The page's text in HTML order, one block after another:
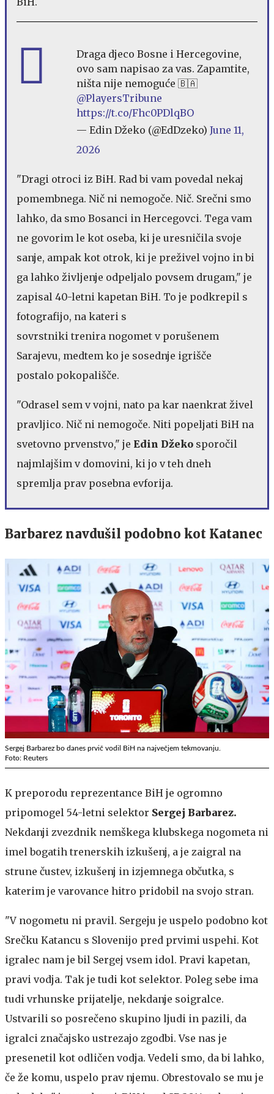
Draga djeco Bosne i Hercegovine,
ovo sam napisao za vas. Zapamtite,
ništa nije nemoguće 🇧🇦
@PlayersTribune
https://t.co/Fhc0PDlqBO
— Edin Džeko (@EdDzeko) June 11,
2026
"Dragi otroci iz BiH. Rad bi vam povedal nekaj
pomembnega. Nič ni nemogoče. Nič. Srečni smo
lahko, da smo Bosanci in Hercegovci. Tega vam
ne govorim le kot oseba, ki je uresničila svoje
sanje, ampak kot otrok, ki je preživel vojno in bi
ga lahko življenje odpeljalo povsem drugam," je
zapisal 40-letni kapetan BiH. To je podkrepil s
fotografijo, na kateri s
sovrstniki trenira nogomet v porušenem
Sarajevu, medtem ko je sosednje igrišče
postalo pokopališče.
"Odrasel sem v vojni, nato pa kar naenkrat živel
pravljico. Nič ni nemogoče. Niti popeljati BiH na
svetovno prvenstvo," je Edin Džeko sporočil
najmlajšim v domovini, ki jo v teh dneh
spremlja prav posebna evforija.
Barbarez navdušil podobno kot Katanec
Sergej Barbarez bo danes prvič vodil BiH na največjem tekmovanju.
Foto: Reuters
K preporodu reprezentance BiH je ogromno
pripomogel 54-letni selektor Sergej Barbarez.
Nekdanji zvezdnik nemškega klubskega nogometa ni
imel bogatih trenerskih izkušenj, a je zaigral na
strune čustev, izkušenj in izjemnega občutka, s
katerim je varovance hitro pridobil na svojo stran.
"V nogometu ni pravil. Sergeju je uspelo podobno kot
Srečku Katancu s Slovenijo pred prvimi uspehi. Kot
igralec nam je bil Sergej vsem idol. Pravi kapetan,
pravi vodja. Tak je tudi kot selektor. Poleg sebe ima
tudi vrhunske prijatelje, nekdanje soigralce.
Ustvarili so posrečeno skupino ljudi in pazili, da
igralci značajsko ustrezajo zgodbi. Vse nas je
presenetil kot odličen vodja. Vedeli smo, da bi lahko,
če že komu, uspelo prav njemu. Obrestovalo se mu je